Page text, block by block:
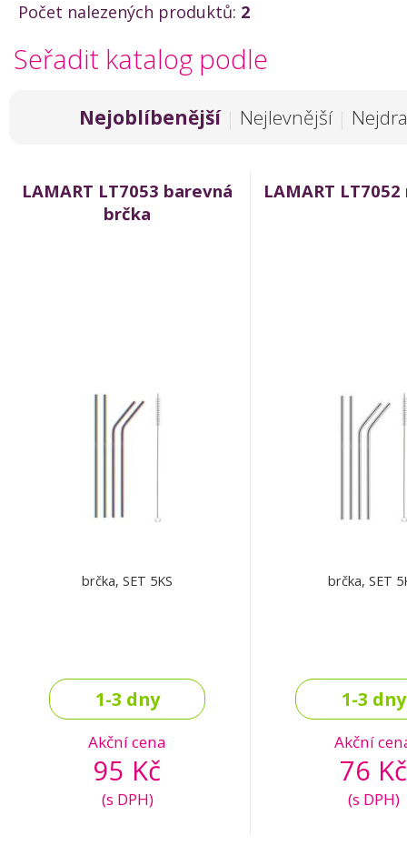
Počet nalezených produktů: 2
Seřadit katalog podle
Nejoblíbenější | Nejlevnější |
LAMART LT7053 barevná
brčka
brčka, SET 5KS
1-3 dny
Akční cena
95 Kč
(s DPH)
LAMART
brčka, SET
1-3 dny
Akční
76 Kč
(s DPH)